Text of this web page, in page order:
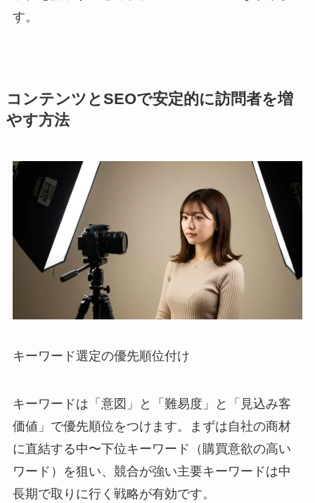
す。
コンテンツとSEOで安定的に訪問者を増
やす方法
キーワード選定の優先順位付け
キーワードは「意図」と「難易度」と「見込み客
価値」で優先順位をつけます。まずは自社の商材
に直結する中〜下位キーワード（購買意欲の高い
ワード）を狙い、競合が強い主要キーワードは中
長期で取りに行く戦略が有効です。